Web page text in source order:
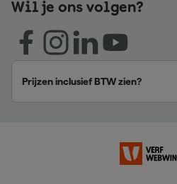
Wil je ons volgen?
Prijzen inclusief BTW zien?